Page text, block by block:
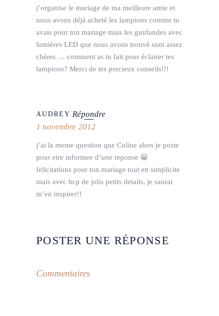
j’organise le mariage de ma meilleure amie et
nous avons déjà acheté les lampions comme tu
avais pour ton mariage mais les guirlandes avec
lumières LED que nous avons trouvé sont assez
chères … comment as tu fait pour éclairer tes
lampions? Merci de tes precieux conseils!!!
AUDREY Répondre
1 novembre 2012
j’ai la meme question que Coline alors je poste
pour etre informee d’une reponse 😀
felicitations pour ton mariage tout en simplicite
mais avec bcp de jolis petits details, je saurai
m’en inspirer!!
POSTER UNE RÉPONSE